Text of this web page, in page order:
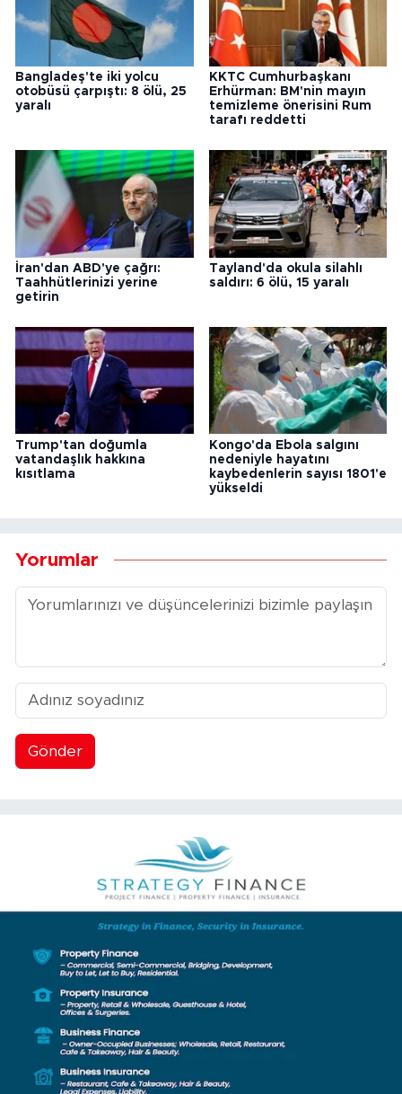
Bangladeş'te iki yolcu
otobüsü çarpıştı: 8 ölü, 25
yaralı
KKTC Cumhurbaşkanı
Erhürman: BM'nin mayın
temizleme önerisini Rum
tarafı reddetti
İran'dan ABD'ye çağrı:
Taahhütlerinizi yerine
getirin
Tayland'da okula silahlı
saldırı: 6 ölü, 15 yaralı
Trump'tan doğumla
vatandaşlık hakkına
kısıtlama
Kongo'da Ebola salgını
nedeniyle hayatını
kaybedenlerin sayısı 1801'e
yükseldi
Yorumlar
Gönder